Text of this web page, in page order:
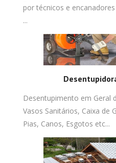
por técnicos e
...
Desentupimento em Geral
Vasos Sanitários, Caixa de
Pias, Canos, Esgotos etc...